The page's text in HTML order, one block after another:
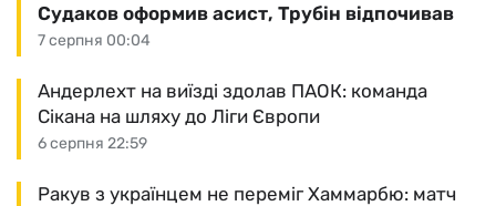
7 серпня 00:04
Судаков оформив асист, Трубін відпочивав
6 серпня 22:59
Андерлехт на виїзді здолав ПАОК: команда
Сікана на шляху до Ліги Європи
Ракув з українцем не переміг Хаммарбю: матч